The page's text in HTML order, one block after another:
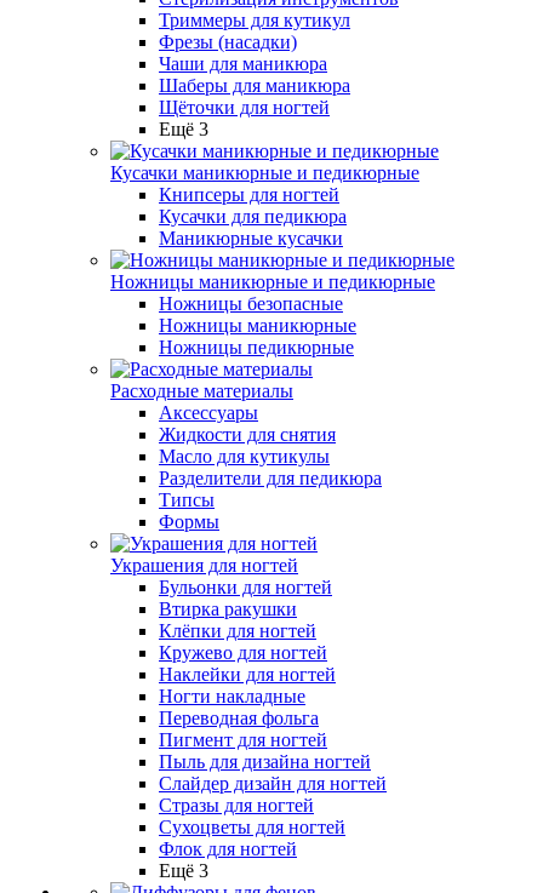
Триммеры для кутикул
Фрезы (насадки)
Чаши для маникюра
Шаберы для маникюра
Щёточки для ногтей
Ещё 3
Кусачки маникюрные и педикюрные
Книпсеры для ногтей
Кусачки для педикюра
Маникюрные кусачки
Ножницы маникюрные и педикюрные
Ножницы безопасные
Ножницы маникюрные
Ножницы педикюрные
Расходные материалы
Аксессуары
Жидкости для снятия
Масло для кутикулы
Разделители для педикюра
Типсы
Формы
Украшения для ногтей
Бульонки для ногтей
Втирка ракушки
Клёпки для ногтей
Кружево для ногтей
Наклейки для ногтей
Ногти накладные
Переводная фольга
Пигмент для ногтей
Пыль для дизайна ногтей
Слайдер дизайн для ногтей
Стразы для ногтей
Сухоцветы для ногтей
Флок для ногтей
Ещё 3